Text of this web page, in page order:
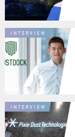
INTERVIEW
INTERVIEW